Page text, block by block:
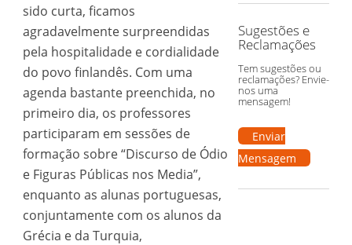
sido curta, ficamos
agradavelmente surpreendidas
pela hospitalidade e cordialidade
do povo finlandês. Com uma
agenda bastante preenchida, no
primeiro dia, os professores
participaram em sessões de
formação sobre “Discurso de Ódio
e Figuras Públicas nos Media”,
enquanto as alunas portuguesas,
conjuntamente com os alunos da
Grécia e da Turquia,
Sugestões e
Reclamações
Tem sugestões ou
reclamações? Envie-
nos uma
mensagem!
Enviar
Mensagem